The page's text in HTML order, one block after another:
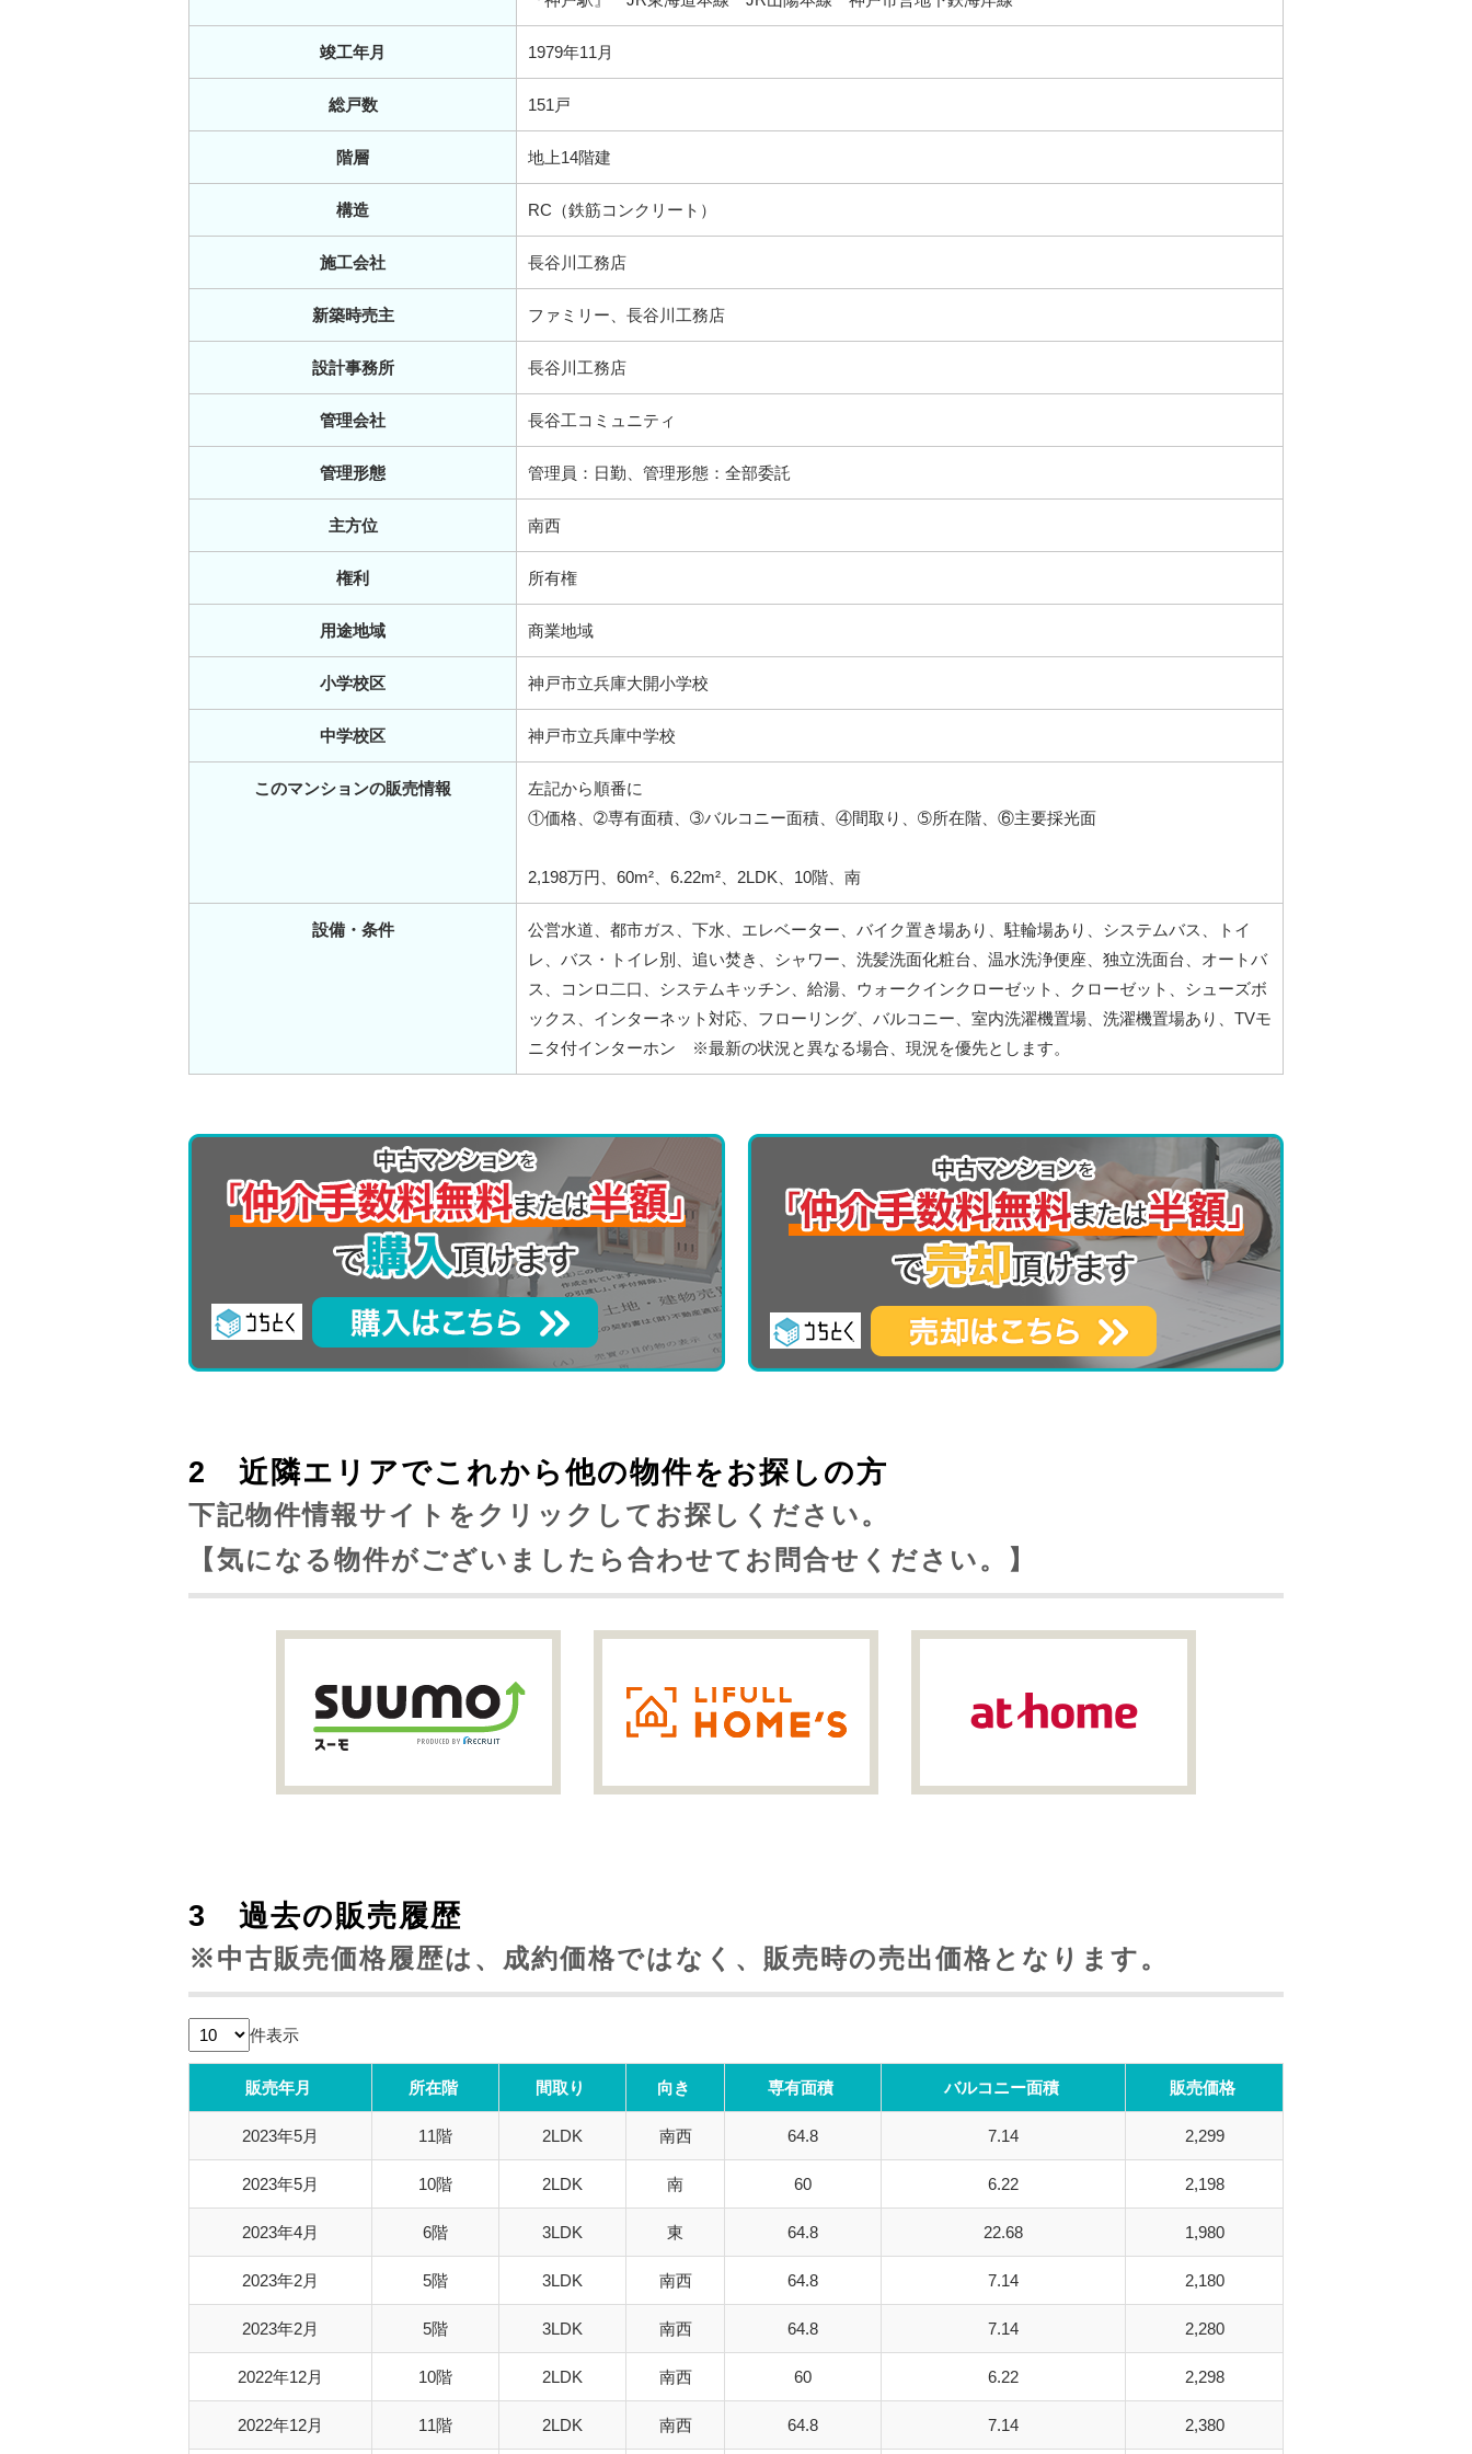
竣工年月 1979年11月
総戸数 151戸
階層 地上14階建
構造 RC（鉄筋コンクリート）
施工会社 長谷川工務店
新築時売主 ファミリー、長谷川工務店
設計事務所 長谷川工務店
管理会社 長谷工コミュニティ
管理形態 管理員：日勤、管理形態：全部委託
主方位 南西
権利 所有権
用途地域 商業地域
小学校区 神戸市立兵庫大開小学校
中学校区 神戸市立兵庫中学校
このマンションの販売情報
左記から順番に
①価格、➁専有面積、➂バルコニー面積、④間取り、➄所在階、⑥主要採光面
2,198万円、60m²、6.22m²、2LDK、10階、南
設備・条件
公営水道、都市ガス、下水、エレベーター、バイク置き場あり、駐輪場あり、システムバス、トイ
レ、バス・トイレ別、追い焚き、シャワー、洗髪洗面化粧台、温水洗浄便座、独立洗面台、オートバ
ス、コンロ二口、システムキッチン、給湯、ウォークインクローゼット、クローゼット、シューズボ
ックス、インターネット対応、フローリング、バルコニー、室内洗濯機置場、洗濯機置場あり、TVモ
ニタ付インターホン ※最新の状況と異なる場合、現況を優先とします。
2 近隣エリアでこれから他の物件をお探しの方
下記物件情報サイトをクリックしてお探しください。
【気になる物件がございましたら合わせてお問合せください。】
3 過去の販売履歴
※中古販売価格履歴は、成約価格ではなく、販売時の売出価格となります。
件表示
販売年月 所在階 間取り 向き 専有面積 バルコニー面積 販売価格
2023年5月 11階 2LDK 南西 64.8 7.14 2,299
2023年5月 10階 2LDK 南 60 6.22 2,198
2023年4月 6階 3LDK 東 64.8 22.68 1,980
2023年2月 5階 3LDK 南西 64.8 7.14 2,180
2023年2月 5階 3LDK 南西 64.8 7.14 2,280
2022年12月 10階 2LDK 南西 60 6.22 2,298
2022年12月 11階 2LDK 南西 64.8 7.14 2,380